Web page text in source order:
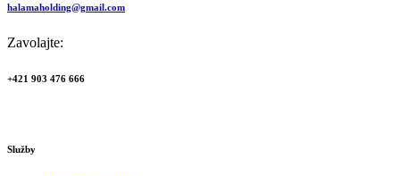
halamaholding@gmail.com
Zavolajte:
+421 903 476 666
Služby